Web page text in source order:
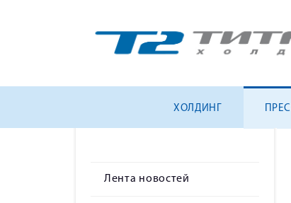
ХОЛДИНГ
Лента новостей